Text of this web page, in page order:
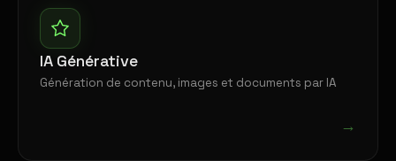
IA Générative
Génération de contenu, images et documents par IA
→